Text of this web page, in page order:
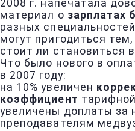
2008 г. напечатала
материал о зарплатах
разных
могут пригодиться
стоит ли становиться
Что было нового в
в 2007 году:
на 10% увеличен
коэффициент
увеличены доплаты за
преподавателям